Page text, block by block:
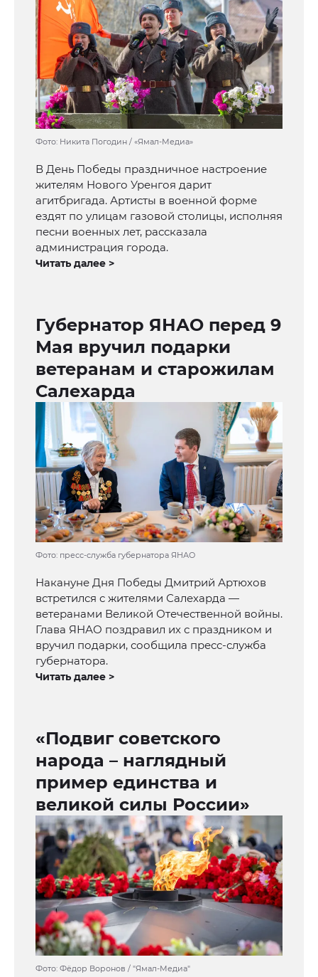
Фото: Никита Погодин / «Ямал-Медиа»
В День Победы праздничное настроение
жителям Нового Уренгоя дарит
агитбригада. Артисты в военной форме
ездят по улицам газовой столицы, исполняя
песни военных лет, рассказала
администрация города.
Читать далее >
Губернатор ЯНАО перед 9
Мая вручил подарки
ветеранам и старожилам
Салехарда
Фото: пресс-служба губернатора ЯНАО
Накануне Дня Победы Дмитрий Артюхов
встретился с жителями Салехарда —
ветеранами Великой Отечественной войны.
Глава ЯНАО поздравил их с праздником и
вручил подарки, сообщила пресс-служба
губернатора.
Читать далее >
«Подвиг советского
народа – наглядный
пример единства и
великой силы России»
Фото: Фёдор Воронов / "Ямал-Медиа"